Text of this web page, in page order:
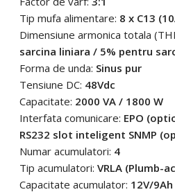
Tip mufa alimentare: 8 x C13
Dimensiune armonica totala
sarcina liniara / 5% pentru
Forma de unda: Sinus pur
Tensiune DC: 48Vdc
Capacitate: 2000 VA / 1800 W
Interfata comunicare: EPO
RS232 slot inteligent SNMP
Numar acumulatori: 4
Tip acumulatori: VRLA (Plumb-
Capacitate acumulator: 12V/9Ah